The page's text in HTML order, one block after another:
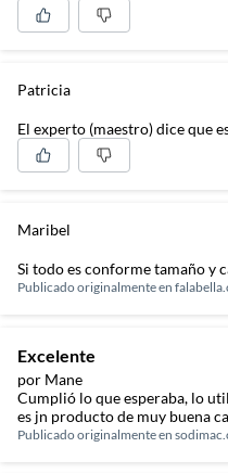
Patricia
El experto (maestro) dice que
Maribel
Si todo es conforme tamaño y
Publicado originalmente en
Excelente
por Mane
Cumplió lo que esperaba, lo
es jn producto de muy buena
Publicado originalmente en